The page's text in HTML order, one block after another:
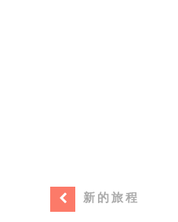
新的旅程